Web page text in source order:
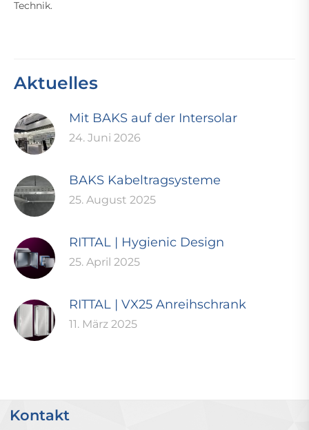
Technik.
Aktuelles
Mit BAKS auf der Intersolar
24. Juni 2026
BAKS Kabeltragsysteme
25. August 2025
RITTAL | Hygienic Design
25. April 2025
RITTAL | VX25 Anreihschrank
11. März 2025
Kontakt